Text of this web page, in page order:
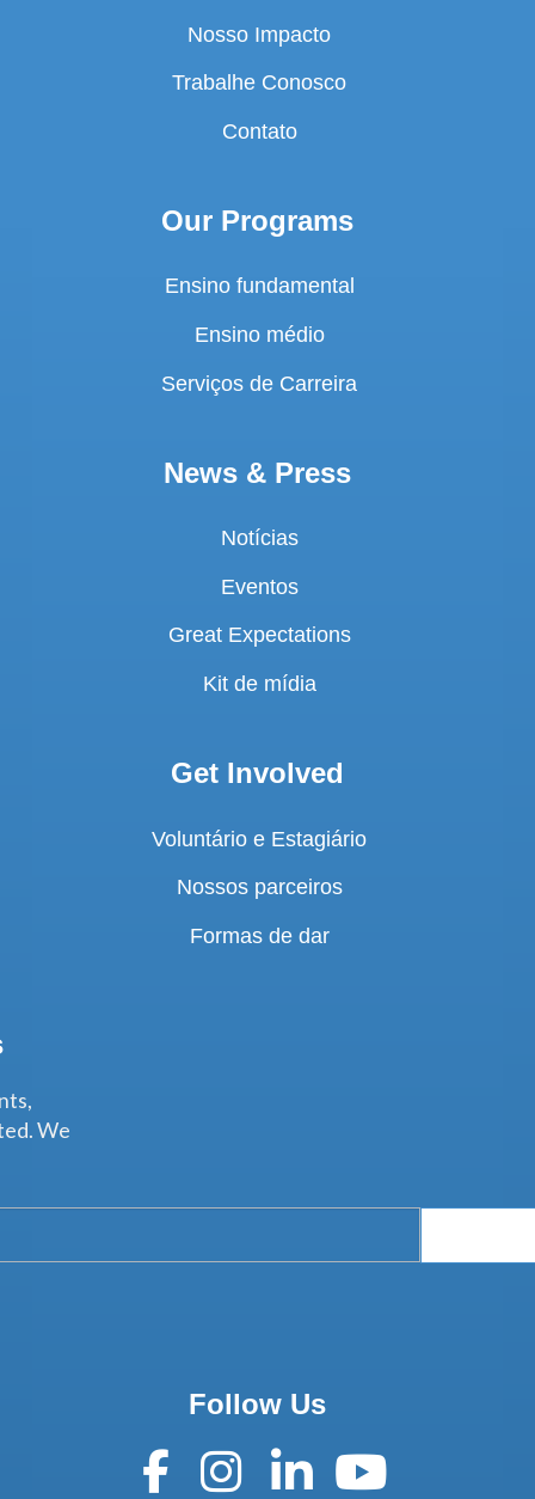
Nosso Impacto
Trabalhe Conosco
Contato
Our Programs
Ensino fundamental
Ensino médio
Serviços de Carreira
News & Press
Notícias
Eventos
Great Expectations
Kit de mídia
Get Involved
Voluntário e Estagiário
Nossos parceiros
Formas de dar
We
Follow Us